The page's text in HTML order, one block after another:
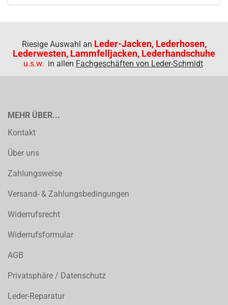
Riesige Auswahl an Leder-Jacken, Lederhosen,
Lederwesten, Lammfelljacken, Lederhandschuhe
u.s.w. in allen Fachgeschäften von Leder-Schmidt
MEHR ÜBER...
Kontakt
Über uns
Zahlungsweise
Versand- & Zahlungsbedingungen
Widerrufsrecht
Widerrufsformular
AGB
Privatsphäre / Datenschutz
Leder-Reparatur